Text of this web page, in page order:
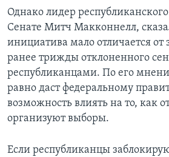
Однако лидер
Сенате Митч Макконнелл,
инициатива мало отличается от
ранее трижды отклоненного
республиканцами. По его
равно даст федеральному
возможность влиять на то, как
организуют выборы.
Если республиканцы